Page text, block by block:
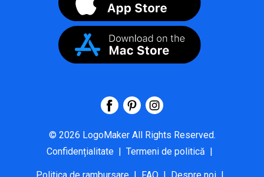
© 2026 LogoMaker All Rights Reserved.
Confidențialitate | Termeni de politică |